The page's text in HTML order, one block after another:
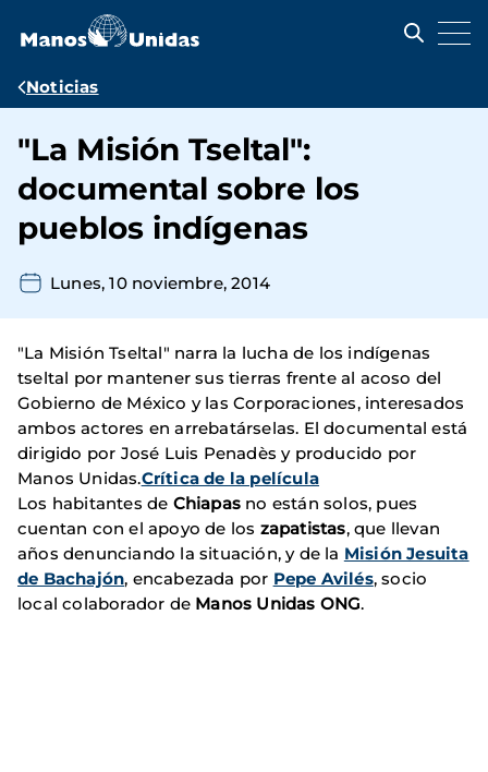
contenido
Ruta
navegación
Noticias
"La Misión Tseltal":
documental sobre los
pueblos indígenas
Lunes, 10 noviembre, 2014
"La Misión Tseltal" narra la lucha de los indígenas
tseltal por mantener sus tierras frente al acoso del
Gobierno de México y las Corporaciones, interesados
ambos actores en arrebatárselas. El documental está
dirigido por José Luis Penadès y producido por
Manos Unidas.Crítica de la película
Los habitantes de Chiapas no están solos, pues
cuentan con el apoyo de los zapatistas, que llevan
años denunciando la situación, y de la Misión Jesuita
de Bachajón, encabezada por Pepe Avilés, socio
local colaborador de Manos Unidas ONG.